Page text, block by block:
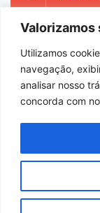
Valorizamos
Utilizamos
navegação,
analisar nosso
concorda com
2.733
© Copyright 2026